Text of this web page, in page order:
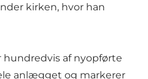
kirken, hvor han
hundredvis af nyopførte
anlægget og markerer